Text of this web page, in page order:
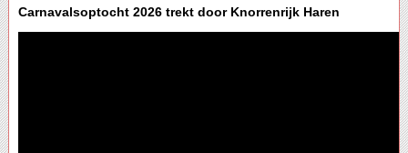
Carnavalsoptocht 2026 trekt door Knorrenrijk Haren